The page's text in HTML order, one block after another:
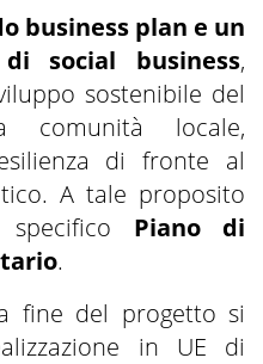
business plan e un
di social business,
sostenibile del
locale,
di fronte al
A tale proposito
Piano di
.
fine del progetto si
in UE di